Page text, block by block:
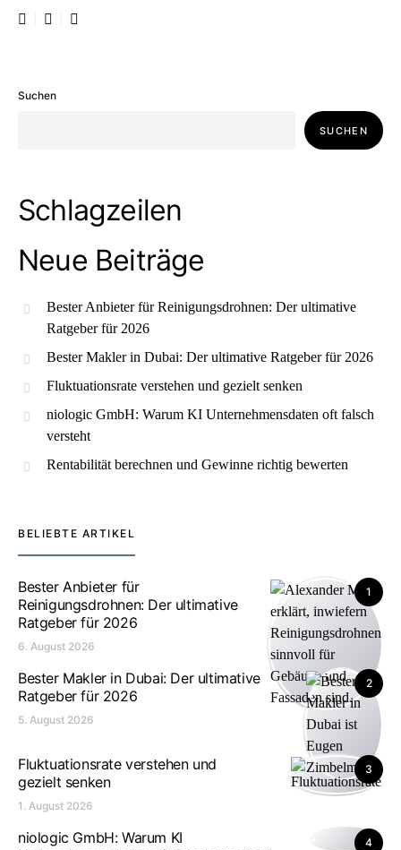
Suchen
SUCHEN
Schlagzeilen
Neue Beiträge
Bester Anbieter für Reinigungsdrohnen: Der ultimative
Ratgeber für 2026
Bester Makler in Dubai: Der ultimative Ratgeber für 2026
Fluktuationsrate verstehen und gezielt senken
niologic GmbH: Warum KI Unternehmensdaten oft falsch
versteht
Rentabilität berechnen und Gewinne richtig bewerten
BELIEBTE ARTIKEL
1
Bester Anbieter für
Reinigungsdrohnen: Der ultimative
Ratgeber für 2026
6. August 2026
2
Bester Makler in Dubai: Der ultimative
Ratgeber für 2026
5. August 2026
3
Fluktuationsrate verstehen und
gezielt senken
1. August 2026
4
niologic GmbH: Warum KI